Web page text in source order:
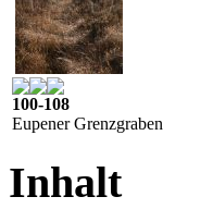
100-108
Eupener Grenzgraben
Inhalt